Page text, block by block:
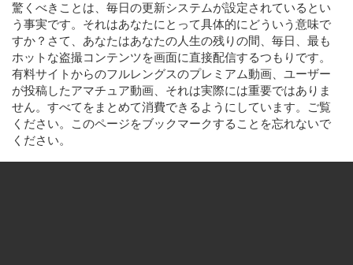
驚くべきことは、毎日の更新システムが設定されているとい
う事実です。それはあなたにとって具体的にどういう意味で
すか？さて、あなたはあなたの人生の残りの間、毎日、最も
ホットな盗撮コンテンツを画面に直接配信するつもりです。
有料サイトからのフルレングスのプレミアム動画、ユーザー
が投稿したアマチュア動画、それは実際には重要ではありま
せん。すべてをまとめて消費できるようにしています。ご覧
ください。このページをブックマークすることを忘れないで
ください。